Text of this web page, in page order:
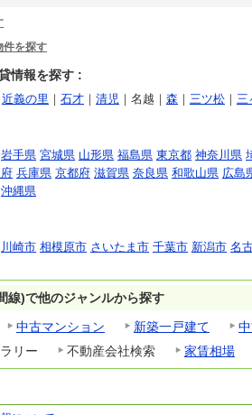
件を探す
情報を探す :
近義の里 ｜ 石才 ｜ 清児 ｜名越｜ 森 ｜ 三ツ松 ｜ 三
岩手県 宮城県 山形県 福島県 東京都 神奈川県
兵庫県 京都府 滋賀県 奈良県 和歌山県 広島
沖縄県
川崎市 相模原市 さいたま市 千葉市 新潟市 名
線)で他のジャンルから探す
中古マンション 新築一戸建て
リー
不動産会社検索 家賃相場